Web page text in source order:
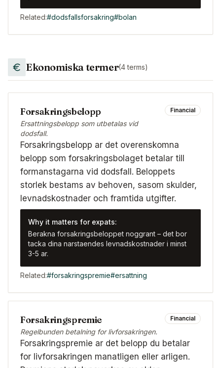
Related:#dodsfallsforsakring#bolan
Ekonomiska termer(4terms)
Forsakringsbelopp
Ersattningsbelopp som utbetalas vid
dodsfall.
Financial
Forsakringsbelopp ar det overenskomna
belopp som forsakringsbolaget betalar till
formanstagarna vid dodsfall. Beloppets
storlek bestams av behoven, sasom skulder,
levnadskostnader och framtida utgifter.
Why it matters for expats:
Berakna forsakringsbeloppet noggrant – det bor
tacka dina narstaendes levnadskostnader i minst
3-5 ar.
Related:#forsakringspremie#ersattning
Forsakringspremie
Regelbunden betalning for livforsakringen.
Financial
Forsakringspremie ar det belopp du betalar
for livforsakringen manatligen eller arligen.